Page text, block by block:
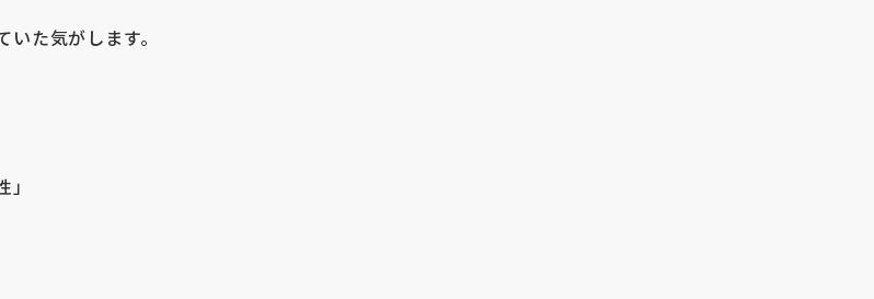
た気がします。